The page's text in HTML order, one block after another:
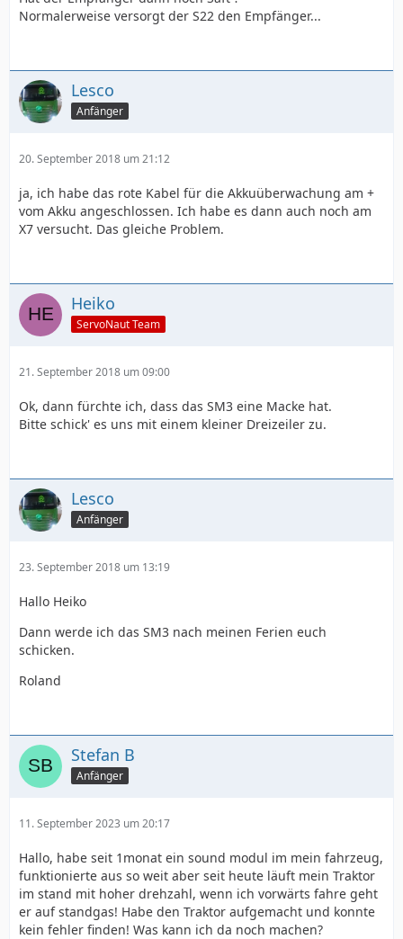
Normalerweise versorgt der S22 den Empfänger...
Lesco
Anfänger
20. September 2018 um 21:12
ja, ich habe das rote Kabel für die Akkuüberwachung am +
vom Akku angeschlossen. Ich habe es dann auch noch am
X7 versucht. Das gleiche Problem.
Heiko
ServoNaut Team
21. September 2018 um 09:00
Ok, dann fürchte ich, dass das SM3 eine Macke hat.
Bitte schick' es uns mit einem kleiner Dreizeiler zu.
Lesco
Anfänger
23. September 2018 um 13:19
Hallo Heiko
Dann werde ich das SM3 nach meinen Ferien euch
schicken.
Roland
Stefan B
Anfänger
11. September 2023 um 20:17
Hallo, habe seit 1monat ein sound modul im mein fahrzeug,
funktionierte aus so weit aber seit heute läuft mein Traktor
im stand mit hoher drehzahl, wenn ich vorwärts fahre geht
er auf standgas! Habe den Traktor aufgemacht und konnte
kein fehler finden! Was kann ich da noch machen?